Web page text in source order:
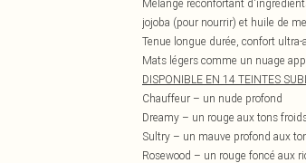
Mélange réconfortant
jojoba (pour nourrir) et huile de
Tenue longue durée, confort ultra-
Mats légers comme un nuage
DISPONIBLE EN 14 TEINTES
Chauffeur – un nude profond
Dreamy – un rouge aux tons
Sultry – un mauve profond aux
Rosewood – un rouge foncé aux